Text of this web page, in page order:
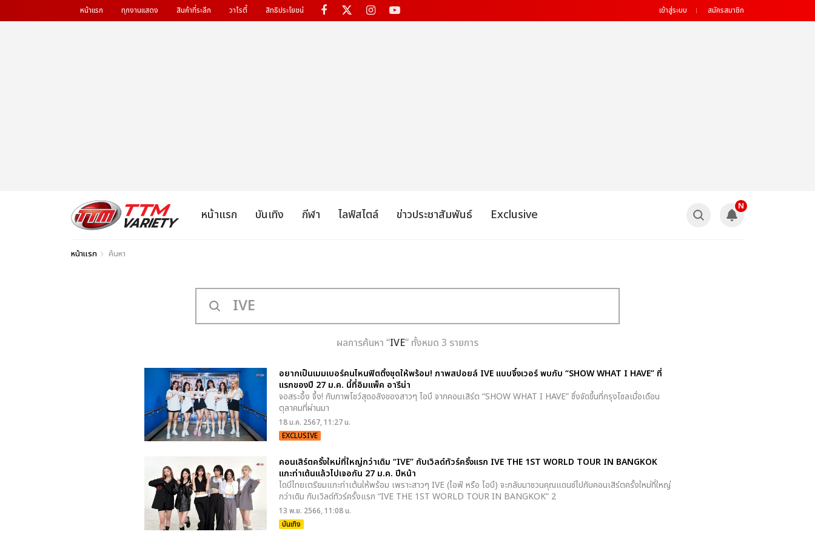
หน้าแรก ทุกงานแสดง สินค้าที่ระลึก วาไรตี้ สิทธิประโยชน์ เข้าสู่ระบบ สมัครสมาชิก
หน้าแรก บันเทิง กีฬา ไลฟ์สไตล์ ข่าวประชาสัมพันธ์ Exclusive
N
หน้าแรก ค้นหา
ผลการค้นหา “IVE” ทั้งหมด 3 รายการ
อยากเป็นเมมเบอร์คนไหนฟิตติ้งชุดให้พร้อม! ภาพสปอยล์ IVE แบบจึ้งเวอร์ พบกับ “SHOW WHAT I HAVE” ที่
แรกของปี 27 ม.ค. นี้ที่อิมแพ็ค อารีน่า
จอสระอึ้ง จึ้ง! กับภาพโชว์สุดอลังของสาวๆ ไอบึ จากคอนเสิร์ต “SHOW WHAT I HAVE” ซึ่งจัดขึ้นที่กรุงโซลเมื่อเดือน
ตุลาคมที่ผ่านมา
18 ม.ค. 2567, 11:27 น.
EXCLUSIVE
คอนเสิร์ตครั้งใหม่ที่ใหญ่กว่าเดิม “IVE” กับเวิลด์ทัวร์ครั้งแรก IVE THE 1ST WORLD TOUR IN BANGKOK
แกะท่าเต้นแล้วไปเจอกัน 27 ม.ค. ปีหน้า
ไดบึไทยเตรียมแกะท่าเต้นให้พร้อม เพราะสาวๆ IVE (ไอฟ์ หรือ ไอบึ) จะกลับมาชวนคุณแดนซ์ไปกับคอนเสิร์ตครั้งใหม่ที่ใหญ่
กว่าเดิม กับเวิลด์ทัวร์ครั้งแรก “IVE THE 1ST WORLD TOURIN BANGKOK” 2
13 พ.ย. 2566, 11:08 น.
บันเทิง